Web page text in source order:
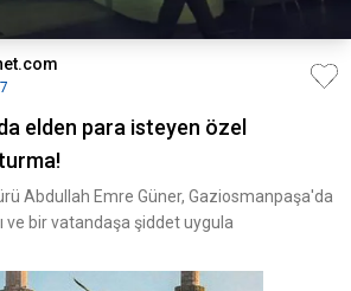
elden para isteyen özel
Abdullah Emre Güner, Gaziosmanpaşa'da
ve bir vatandaşa şiddet uygula